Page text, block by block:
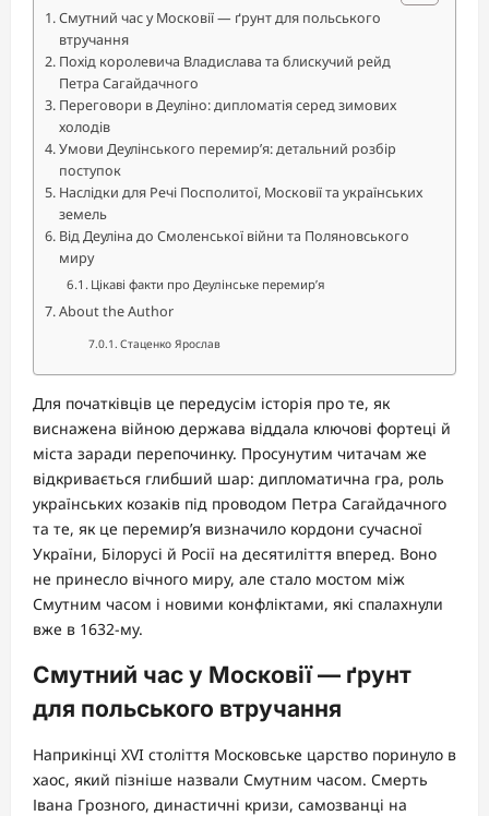
Смутний час у Московії — ґрунт для польського
втручання
Похід королевича Владислава та блискучий рейд
Петра Сагайдачного
Переговори в Деуліно: дипломатія серед зимових
холодів
Умови Деулінського перемир’я: детальний розбір
поступок
Наслідки для Речі Посполитої, Московії та українських
земель
Від Деуліна до Смоленської війни та Поляновського
миру
Цікаві факти про Деулінське перемир’я
About the Author
Стаценко Ярослав
Для початківців це передусім історія про те, як
виснажена війною держава віддала ключові фортеці й
міста заради перепочинку. Просунутим читачам же
відкривається глибший шар: дипломатична гра, роль
українських козаків під проводом Петра Сагайдачного
та те, як це перемир’я визначило кордони сучасної
України, Білорусі й Росії на десятиліття вперед. Воно
не принесло вічного миру, але стало мостом між
Смутним часом і новими конфліктами, які спалахнули
вже в 1632-му.
Смутний час у Московії — ґрунт
для польського втручання
Наприкінці XVI століття Московське царство поринуло в
хаос, який пізніше назвали Смутним часом. Смерть
Івана Грозного, династичні кризи, самозванці на